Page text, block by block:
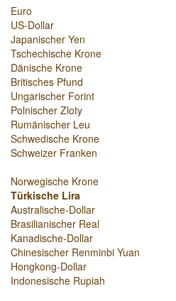
Euro
US-Dollar
Japanischer Yen
Tschechische Krone
Dänische Krone
Britisches Pfund
Ungarischer Forint
Polnischer Zloty
Rumänischer Leu
Schwedische Krone
Schweizer Franken
Norwegische Krone
Türkische Lira
Australische-Dollar
Brasilianischer Real
Kanadische-Dollar
Chinesischer Renminbi Yuan
Hongkong-Dollar
Indonesische Rupiah